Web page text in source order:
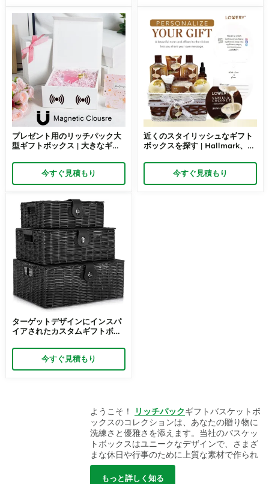
プレゼント用のリッチパック大
型ギフトボックス | 大きなギフ
付き特大ギフトボックス サイズ
はカスタマイズ可能
今すぐ見積もり
近くのスタイリッシュなギフト
ボックスを探す | Hallmark、
ボックス Richpack にインスパ
イアされた、あらゆる機会に使
える多目的ギフトボックス
今すぐ見積もり
ターゲットデザインにインスパ
イアされたカスタムギフトボッ
ックによるエレガントで手頃な
ギフトパッケージソリューショ
ン
今すぐ見積もり
ようこそ！ リッチパックギフトバスケットボ
ックスのコレクションは、あなたの贈り物に
洗練さと優雅さを添えます。当社のバスケッ
トボックスはユニークなデザインで、さまざ
まな休日や行事のために上質な素材で作られ
ています。当社のバスケットボックスは、特
に食品ギフトボックスやホリデーギフトな
もっと詳しく知る